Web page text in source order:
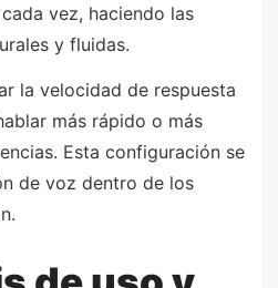
vez, haciendo las
y fluidas.
la velocidad de respuesta
más rápido o más
Esta configuración se
de voz dentro de los